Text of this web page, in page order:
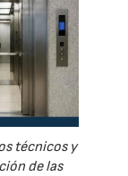
técnicos y
de las